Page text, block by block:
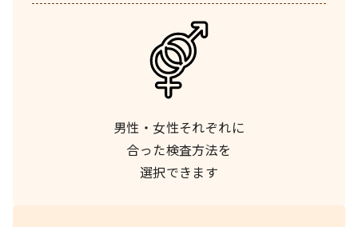
男性・女性それぞれに
合った検査方法を
選択できます